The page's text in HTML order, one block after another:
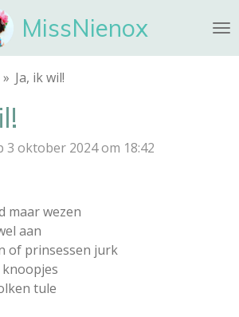
MissNienox
» Ja, ik wil!
3 oktober 2024 om 18:42
maar wezen
aan
of prinsessen jurk
tule